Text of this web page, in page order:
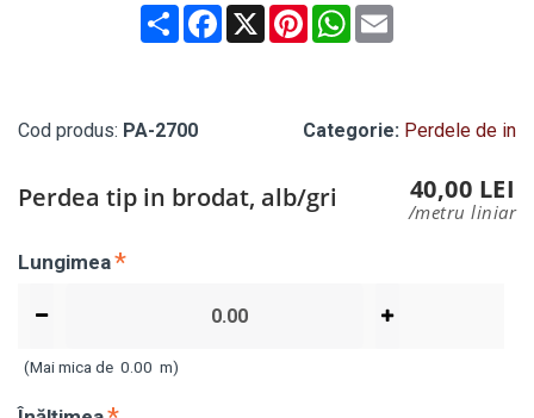
ShareFacebook
X PinterestWhatsApp
Email
Cod produs: PA-2700 Categorie: Perdele de in
Perdea tip in brodat, alb/gri 40,00 LEI
/metru liniar
Lungimea
(Mai mica de 0.00 m)